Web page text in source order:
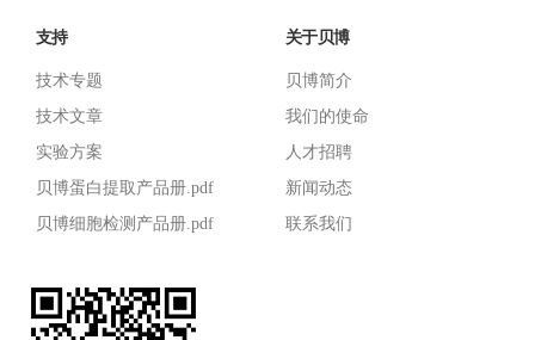
支持
技术专题
技术文章
实验方案
贝博蛋白提取产品册.pdf
贝博细胞检测产品册.pdf
关于贝博
贝博简介
我们的使命
人才招聘
新闻动态
联系我们